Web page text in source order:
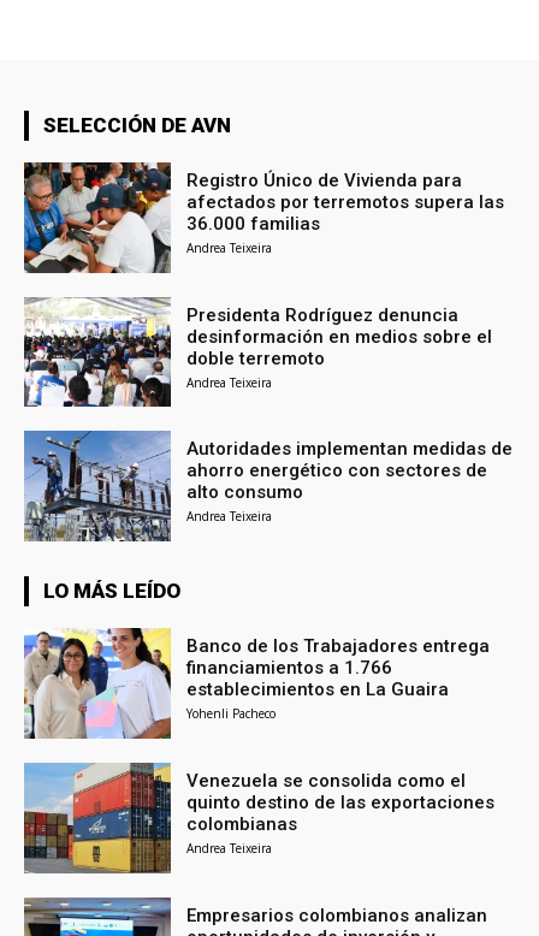
SELECCIÓN DE AVN
Registro Único de Vivienda para
afectados por terremotos supera las
36.000 familias
Andrea Teixeira
Presidenta Rodríguez denuncia
desinformación en medios sobre el
doble terremoto
Andrea Teixeira
Autoridades implementan medidas de
ahorro energético con sectores de
alto consumo
Andrea Teixeira
LO MÁS LEÍDO
Banco de los Trabajadores entrega
financiamientos a 1.766
establecimientos en La Guaira
Yohenli Pacheco
Venezuela se consolida como el
quinto destino de las exportaciones
colombianas
Andrea Teixeira
Empresarios colombianos analizan